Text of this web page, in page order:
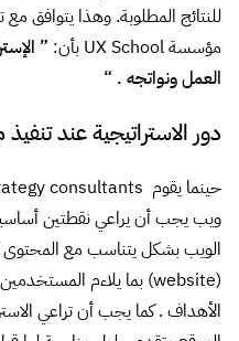
مؤسسة UX School بأن:
”
العمل ونواتجه . “
دور الاستراتيجية عند
الأهداف . كما يجب أن تراعي